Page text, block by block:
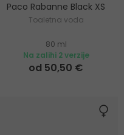
Paco Rabanne Black XS
Toaletna voda
80 ml
Na zalihi 2 verzije
od 50,50 €